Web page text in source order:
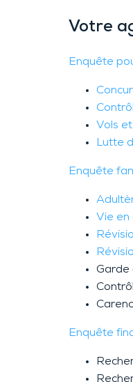
Votre
Enquête
Vols
Lutte
Enquête
Vie
Garde
Enquête